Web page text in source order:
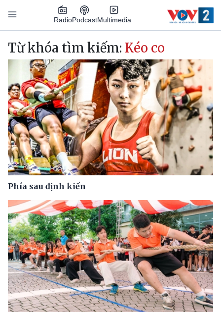
Nhảy đến nội dung
RadioPodcastMultimedia
Main navigation
Từ khóa tìm kiếm: Kéo co
Phía sau định kiến